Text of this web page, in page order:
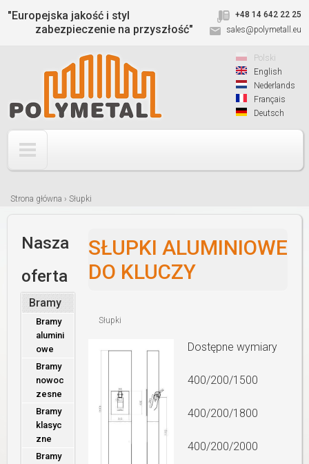
Jump to navigation
"Europejska jakość i styl
zabezpieczenie na przyszłość"
+48 14 642 22 25
sales@polymetall.eu
Polski
English
Nederlands
Français
Deutsch
tutaj
Strona główna › Słupki
SŁUPKI ALUMINIOWE
DO KLUCZY
Słupki
Dostępne wymiary
400/200/1500
400/200/1800
400/200/2000
Nasza
oferta
Bramy
Bramy
alumini
owe
Bramy
nowoc
zesne
Bramy
klasyc
zne
Bramy